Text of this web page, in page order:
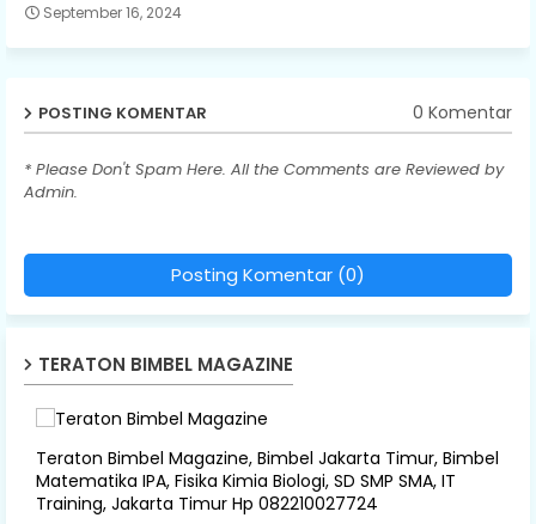
September 16, 2024
POSTING KOMENTAR 0 Komentar
* Please Don't Spam Here. All the Comments are Reviewed by
Admin.
Posting Komentar (0)
TERATON BIMBEL MAGAZINE
Teraton Bimbel Magazine, Bimbel Jakarta Timur, Bimbel
Matematika IPA, Fisika Kimia Biologi, SD SMP SMA, IT
Training, Jakarta Timur Hp 082210027724